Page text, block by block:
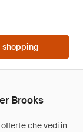
shopping
Brooks